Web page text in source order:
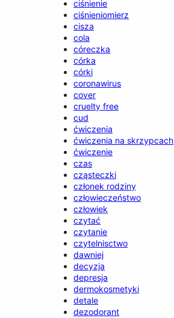
ciśnienie
ciśnieniomierz
cisza
cola
córeczka
córka
córki
coronawirus
cover
cruelty free
cud
ćwiczenia
ćwiczenia na skrzypcach
ćwiczenie
czas
cząsteczki
członek rodziny
człowieczeństwo
człowiek
czytać
czytanie
czytelnisctwo
dawniej
decyzja
depresja
dermokosmetyki
detale
dezodorant